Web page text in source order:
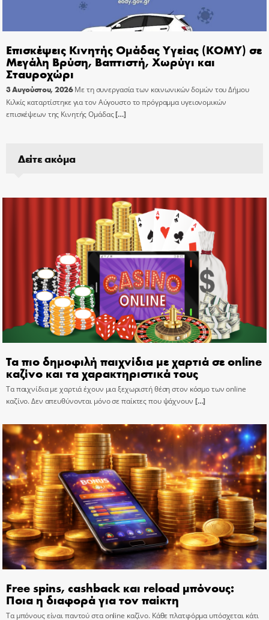
Επισκέψεις Κινητής Ομάδας Υγείας (ΚΟΜΥ) σε
Μεγάλη Βρύση, Βαπτιστή, Χωρύγι και
Σταυροχώρι
3 Αυγούστου, 2026 Με τη συνεργασία των κοινωνικών δομών του Δήμου
Κιλκίς καταρτίστηκε για τον Αύγουστο το πρόγραμμα υγειονομικών
επισκέψεων της Κινητής Ομάδας[…]
Δείτε ακόμα
Τα πιο δημοφιλή παιχνίδια με χαρτιά σε online
καζίνο και τα χαρακτηριστικά τους
Τα παιχνίδια με χαρτιά έχουν μια ξεχωριστή θέση στον κόσμο των online
καζίνο. Δεν απευθύνονται μόνο σε παίκτες που ψάχνουν […]
Free spins, cashback και reload μπόνους:
Ποια η διαφορά για τον παίκτη
Τα μπόνους είναι παντού στα online καζίνο. Κάθε πλατφόρμα υπόσχεται κάτι